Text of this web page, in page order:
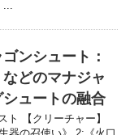
...
ンシュート：
などのマナジャ
ュートの融合
【クリーチャー】